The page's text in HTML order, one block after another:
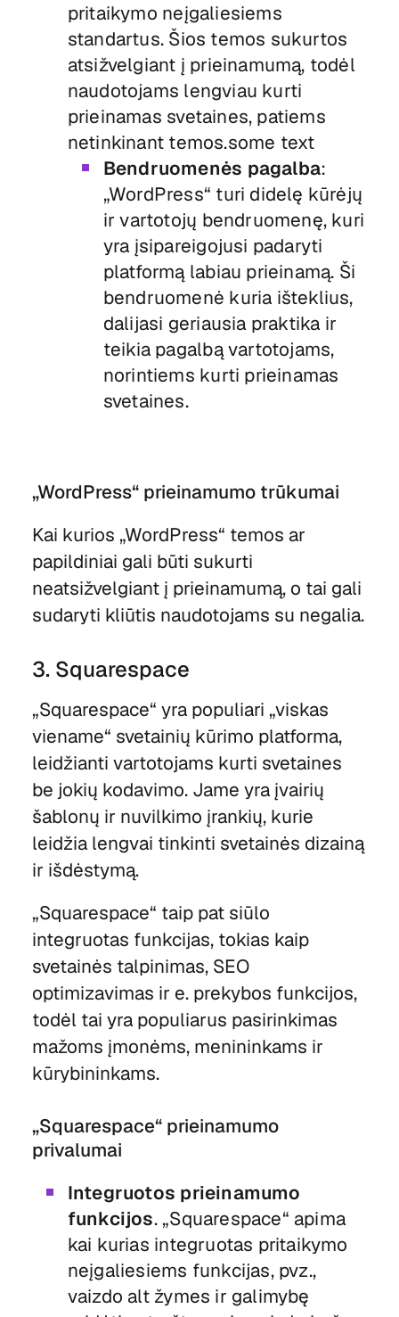
pritaikymo neįgaliesiems
standartus. Šios temos sukurtos
atsižvelgiant į prieinamumą, todėl
naudotojams lengviau kurti
prieinamas svetaines, patiems
netinkinant temos.some text
Bendruomenės pagalba:
„WordPress“ turi didelę kūrėjų
ir vartotojų bendruomenę, kuri
yra įsipareigojusi padaryti
platformą labiau prieinamą. Ši
bendruomenė kuria išteklius,
dalijasi geriausia praktika ir
teikia pagalbą vartotojams,
norintiems kurti prieinamas
svetaines.
„WordPress“ prieinamumo trūkumai
Kai kurios „WordPress“ temos ar
papildiniai gali būti sukurti
neatsižvelgiant į prieinamumą, o tai gali
sudaryti kliūtis naudotojams su negalia.
3. Squarespace
„Squarespace“ yra populiari „viskas
viename“ svetainių kūrimo platforma,
leidžianti vartotojams kurti svetaines
be jokių kodavimo. Jame yra įvairių
šablonų ir nuvilkimo įrankių, kurie
leidžia lengvai tinkinti svetainės dizainą
ir išdėstymą.
„Squarespace“ taip pat siūlo
integruotas funkcijas, tokias kaip
svetainės talpinimas, SEO
optimizavimas ir e. prekybos funkcijos,
todėl tai yra populiarus pasirinkimas
mažoms įmonėms, menininkams ir
kūrybininkams.
„Squarespace“ prieinamumo
privalumai
Integruotos prieinamumo
funkcijos. „Squarespace“ apima
kai kurias integruotas pritaikymo
neįgaliesiems funkcijas, pvz.,
vaizdo alt žymes ir galimybę